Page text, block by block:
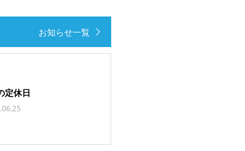
お知らせ一覧
定休日